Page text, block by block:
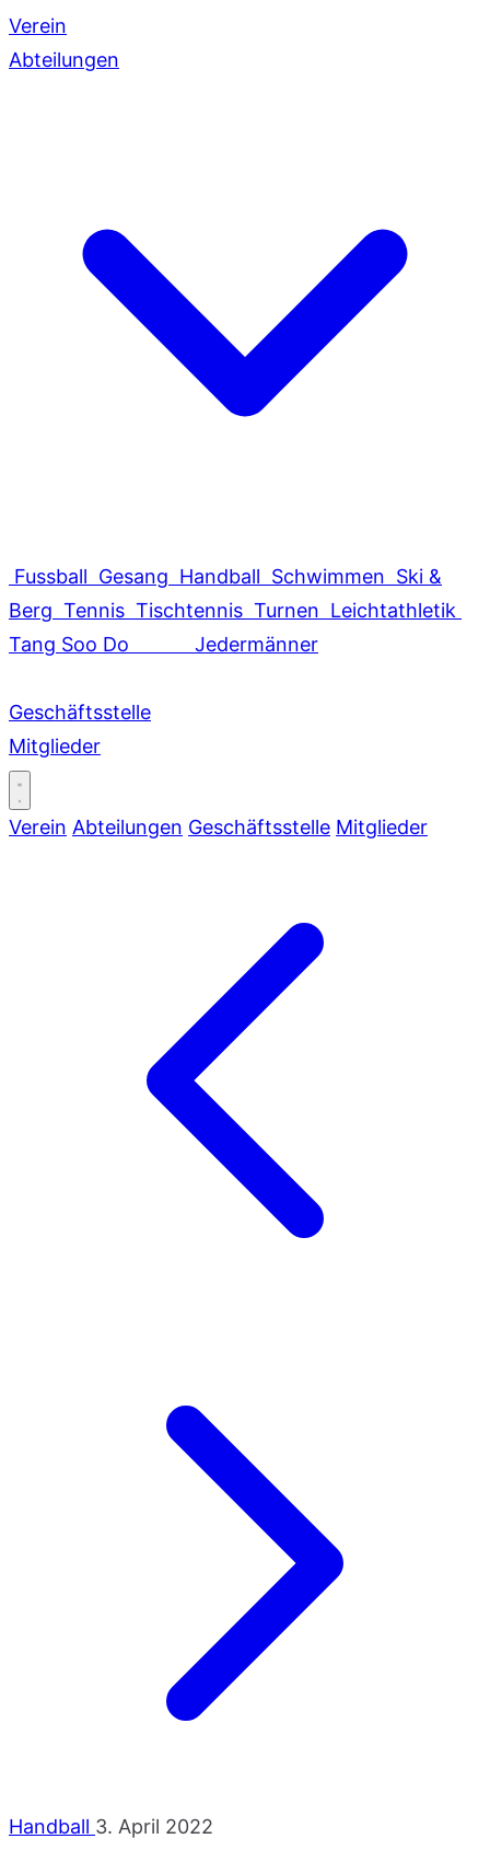
Verein
Abteilungen
Fussball Gesang Handball Schwimmen Ski &
Berg Tennis Tischtennis Turnen Leichtathletik
Tang Soo Do
Jedermänner
Geschäftsstelle
Mitglieder
Verein Abteilungen Geschäftsstelle Mitglieder
Handball 3. April 2022